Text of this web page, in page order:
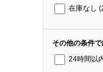
在庫なし
その他の条件
24時間以